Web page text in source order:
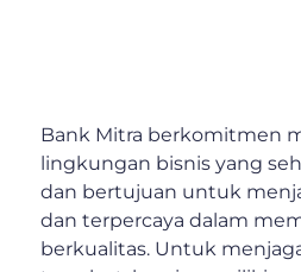
Bank Mitra berkomitmen
lingkungan bisnis yang
dan bertujuan untuk
dan terpercaya dalam
berkualitas. Untuk